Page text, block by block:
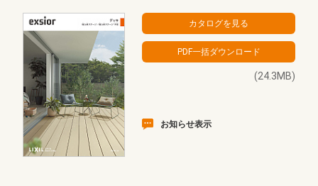
(24.3MB)
お知らせ表示